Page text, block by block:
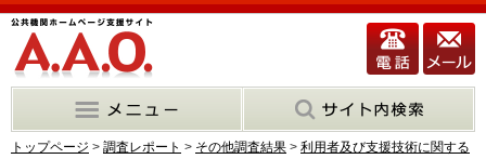
トップページ > 調査レポート > その他調査結果 > 利用者及び支援技術に関する